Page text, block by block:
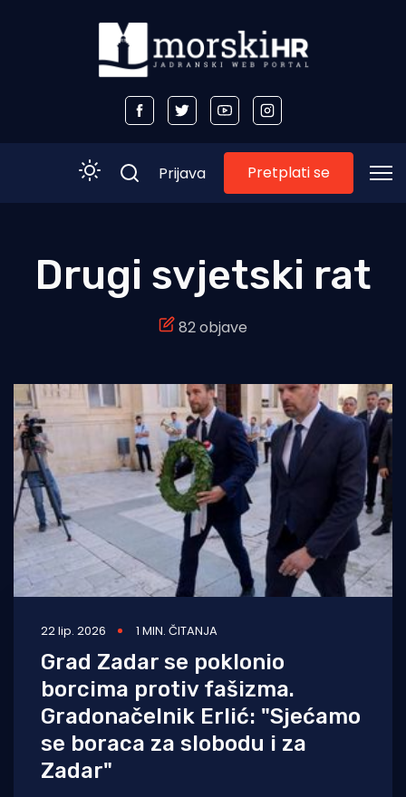
Morski plus
Otoci
Turizam i nautika
Pomorstvo
Ribolov
Ekologija
Tradicija i kultura
Prijava Pretplati se
Drugi svjetski rat
82 objave
22 lip. 2026 1 MIN. ČITANJA
Grad Zadar se poklonio
borcima protiv fašizma.
Gradonačelnik Erlić: "Sjećamo
se boraca za slobodu i za
Zadar"